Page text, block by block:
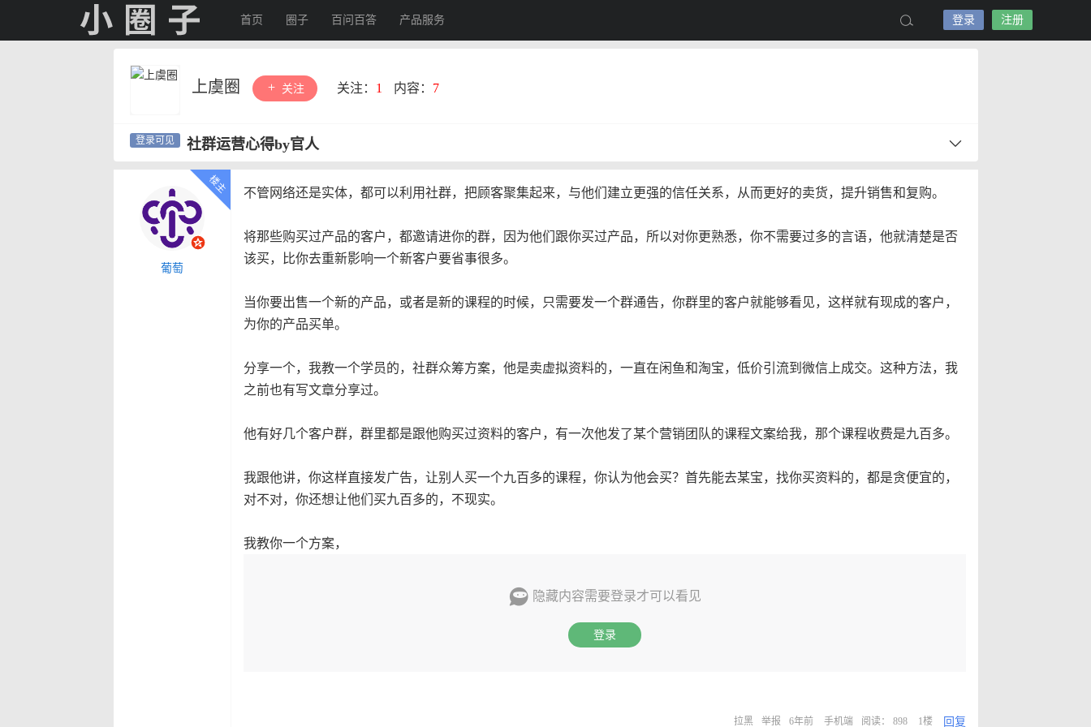
首页 圈子 百问百答 产品服务 登录 注册
上虞圈 关注 关注： 1 内容： 7
社群运营心得by官人
葡萄
不管网络还是实体，都可以利用社群，把顾客聚集起来，与他们建立更强的信任关系，从而更好的卖货，提升销售和复购。
将那些购买过产品的客户，都邀请进你的群，因为他们跟你买过产品，所以对你更熟悉，你不需要过多的言语，他就清楚是否
该买，比你去重新影响一个新客户要省事很多。
当你要出售一个新的产品，或者是新的课程的时候，只需要发一个群通告，你群里的客户就能够看见，这样就有现成的客户，
为你的产品买单。
分享一个，我教一个学员的，社群众筹方案，他是卖虚拟资料的，一直在闲鱼和淘宝，低价引流到微信上成交。这种方法，我
之前也有写文章分享过。
他有好几个客户群，群里都是跟他购买过资料的客户，有一次他发了某个营销团队的课程文案给我，那个课程收费是九百多。
我跟他讲，你这样直接发广告，让别人买一个九百多的课程，你认为他会买？首先能去某宝，找你买资料的，都是贪便宜的，
对不对，你还想让他们买九百多的，不现实。
我教你一个方案，
隐藏内容需要登录才可以看见
登录
拉黑 举报 6年前 手机端 阅读： 898 1楼 回复